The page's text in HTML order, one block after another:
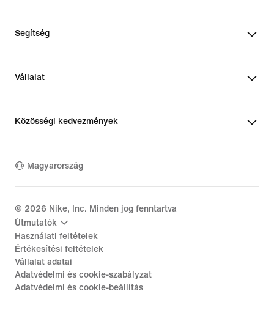
Segítség
Vállalat
Közösségi kedvezmények
Magyarország
© 2026 Nike, Inc. Minden jog fenntartva
Útmutatók
Használati feltételek
Értékesítési feltételek
Vállalat adatai
Adatvédelmi és cookie-szabályzat
Adatvédelmi és cookie-beállítás